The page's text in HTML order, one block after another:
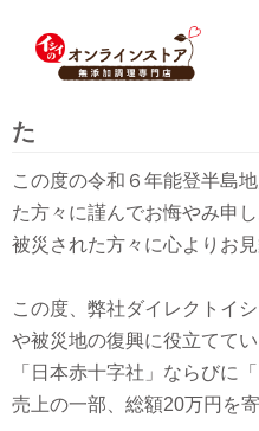
た
この度の令和６年能登半島
た方々に謹んでお悔やみ申
被災された方々に心よりお見
この度、弊社ダイレクトイ
や被災地の復興に役立ててい
「日本赤十字社」ならびに
売上の一部、総額20万円を